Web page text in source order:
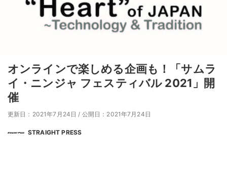
オンラインで楽しめる企画も！「サムラ
イ・ニンジャ フェスティバル 2021」開
催
更新日：2021年7月24日 / 公開日：2021年7月24日
STRAIGHT PRESS